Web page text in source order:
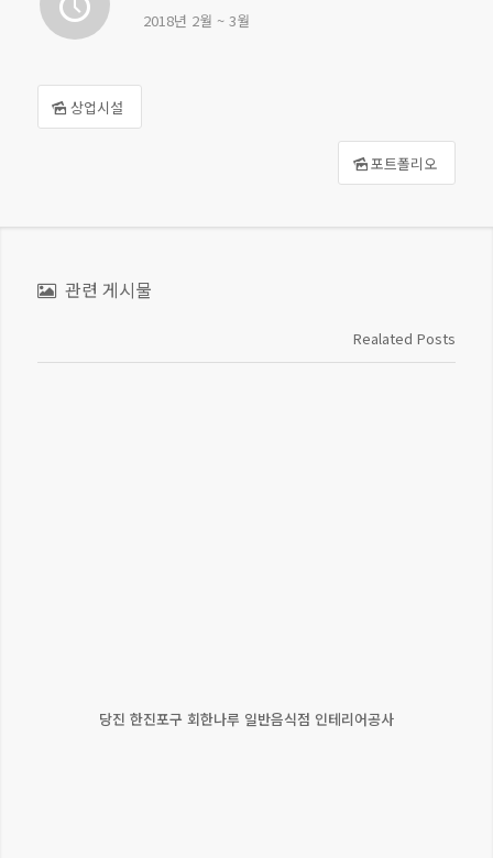
2018년 2월 ~ 3월
상업시설
포트폴리오
관련 게시물
Realated Posts
당진 한진포구 회한나루 일반음식점 인테리어공사